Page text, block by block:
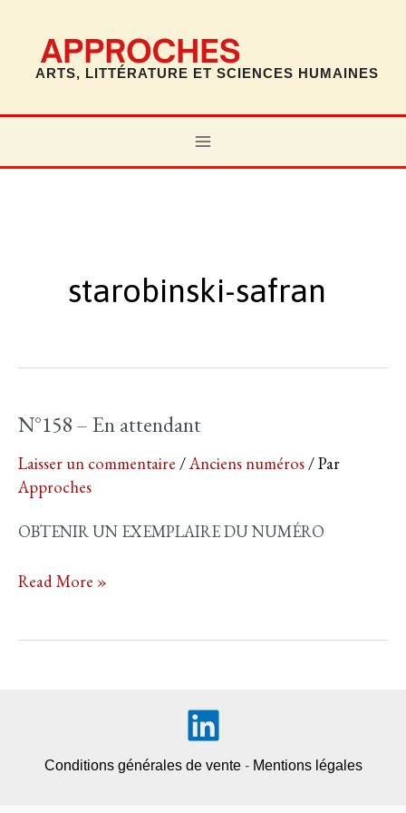
contenu
ARTS, LITTÉRATURE ET SCIENCES HUMAINES
MAIN
starobinski-safran
N°158 – En attendant
Laisser un commentaire /Anciens numéros/ Par
Approches
OBTENIR UN EXEMPLAIRE DU NUMÉRO
N°158
Read More »
Conditions générales de vente- Mentions légales